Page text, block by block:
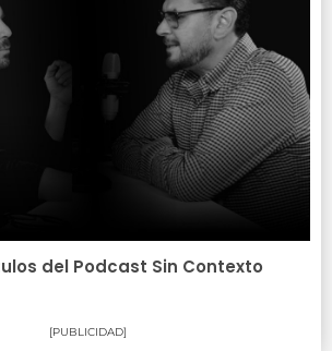
del Podcast Sin Contexto
[PUBLICIDAD]